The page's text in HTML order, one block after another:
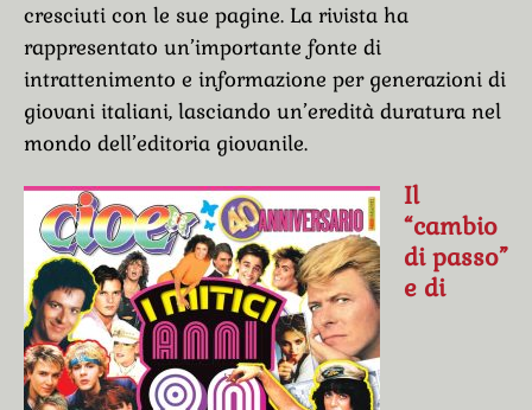
cresciuti con le sue pagine. La rivista ha
rappresentato un’importante fonte di
intrattenimento e informazione per generazioni di
giovani italiani, lasciando un’eredità duratura nel
mondo dell’editoria giovanile.
Il
“cambio
di passo”
e di